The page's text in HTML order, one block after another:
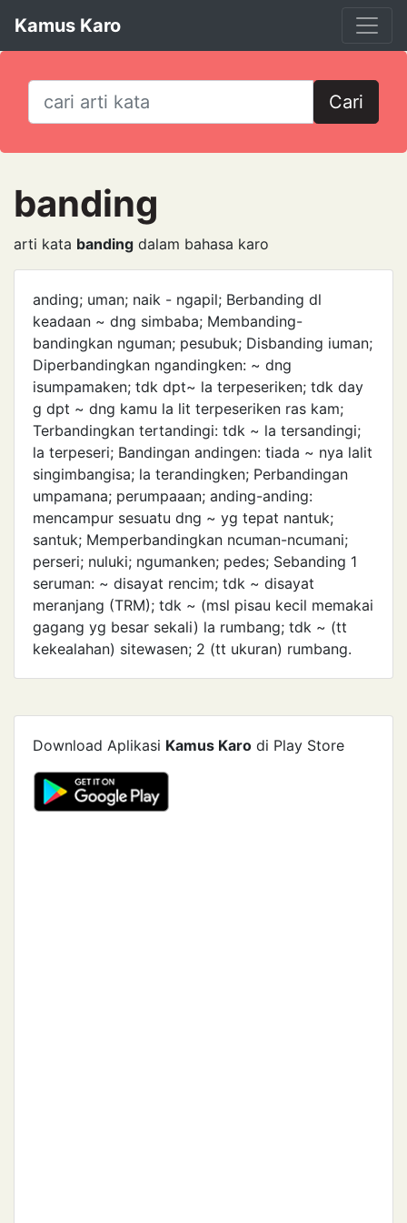
Kamus Karo
Cari
banding
arti kata banding dalam bahasa karo
anding; uman; naik - ngapil; Berbanding dl
keadaan ~ dng simbaba; Membanding-
bandingkan nguman; pesubuk; Disbanding iuman;
Diperbandingkan ngandingken: ~ dng
isumpamaken; tdk dpt~ la terpeseriken; tdk day
g dpt ~ dng kamu la lit terpeseriken ras kam;
Terbandingkan tertandingi: tdk ~ la tersandingi;
la terpeseri; Bandingan andingen: tiada ~ nya lalit
singimbangisa; la terandingken; Perbandingan
umpamana; perumpaaan; anding-anding:
mencampur sesuatu dng ~ yg tepat nantuk;
santuk; Memperbandingkan ncuman-ncumani;
perseri; nuluki; ngumanken; pedes; Sebanding 1
seruman: ~ disayat rencim; tdk ~ disayat
meranjang (TRM); tdk ~ (msl pisau kecil memakai
gagang yg besar sekali) la rumbang; tdk ~ (tt
kekealahan) sitewasen; 2 (tt ukuran) rumbang.
Download Aplikasi Kamus Karo di Play Store